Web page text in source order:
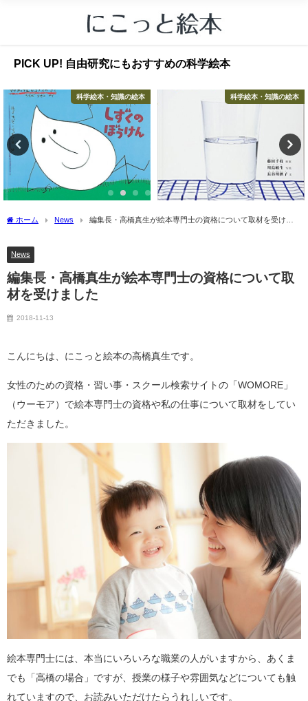
PICK UP! 自由研究にもおすすめの科学絵本
科学絵本・知識の絵本 科学絵本・知識の絵本
ホーム News
編集長・高橋真生が絵本専門士の資格について取材を受けま
News
編集長・高橋真生が絵本専門士の資格について取
材を受けました
2018-11-13
こんにちは、にこっと絵本の高橋真生です。
女性のための資格・習い事・スクール検索サイトの「WOMORE」
（ウーモア）で絵本専門士の資格や私の仕事について取材をしてい
ただきました。
絵本専門士には、本当にいろいろな職業の人がいますから、あくま
でも「高橋の場合」ですが、授業の様子や雰囲気などについても触
れていますので、お読みいただけたらうれしいです。